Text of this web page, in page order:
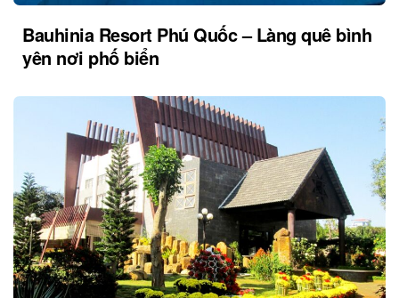
Bauhinia Resort Phú Quốc – Làng quê bình
yên nơi phố biển